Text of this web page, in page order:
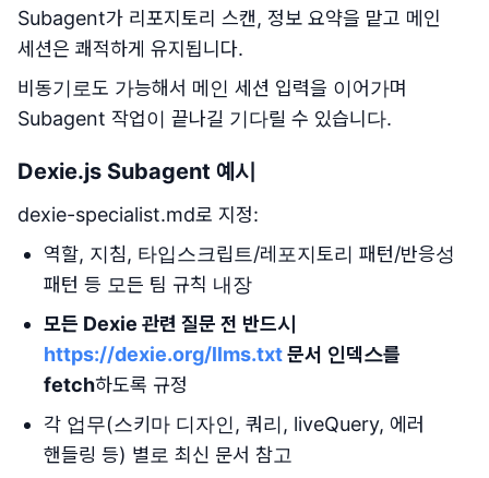
Subagent가 리포지토리 스캔, 정보 요약을 맡고 메인
세션은 쾌적하게 유지됩니다.
비동기로도 가능해서 메인 세션 입력을 이어가며
Subagent 작업이 끝나길 기다릴 수 있습니다.
Dexie.js Subagent 예시
dexie-specialist.md로 지정:
역할, 지침, 타입스크립트/레포지토리 패턴/반응성
패턴 등 모든 팀 규칙 내장
모든 Dexie 관련 질문 전 반드시
https://dexie.org/llms.txt문서 인덱스를
fetch하도록 규정
각 업무(스키마 디자인, 쿼리, liveQuery, 에러
핸들링 등) 별로 최신 문서 참고